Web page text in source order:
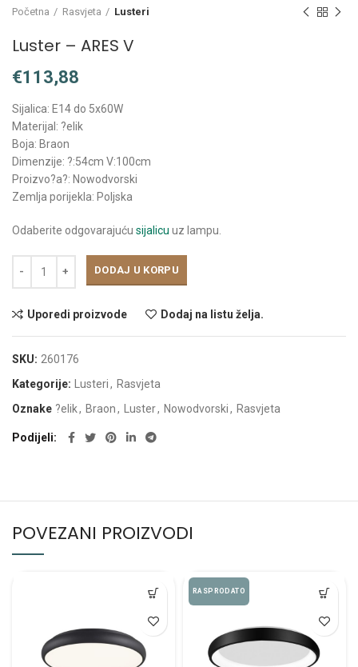
Početna Rasvjeta Lusteri
Luster – ARES V
€
Sijalica: E14 do 5x60W
Materijal: ?elik
Boja: Braon
Dimenzije: ?:54cm V:100cm
Proizvo?a?: Nowodvorski
Zemlja porijekla: Poljska
Odaberite odgovarajuću sijalicu uz lampu.
DODAJ U KORPU
Uporedi proizvode Dodaj na listu želja.
SKU: 260176
Kategorije: Lusteri, Rasvjeta
Oznake ?elik, Braon, Luster, Nowodvorski, Rasvjeta
Podijeli
POVEZANI PROIZVODI
RASPRODATO